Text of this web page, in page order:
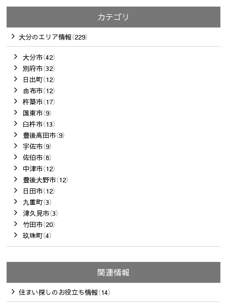
カテゴリ
大分のエリア情報（229）
大分市（42）
別府市（32）
日出町（12）
由布市（12）
杵築市（17）
国東市（9）
臼杵市（13）
豊後高田市（9）
宇佐市（9）
佐伯市（8）
中津市（12）
豊後大野市（12）
日田市（12）
九重町（3）
津久見市（3）
竹田市（20）
玖珠町（4）
関連情報
住まい探しのお役立ち情報（14）